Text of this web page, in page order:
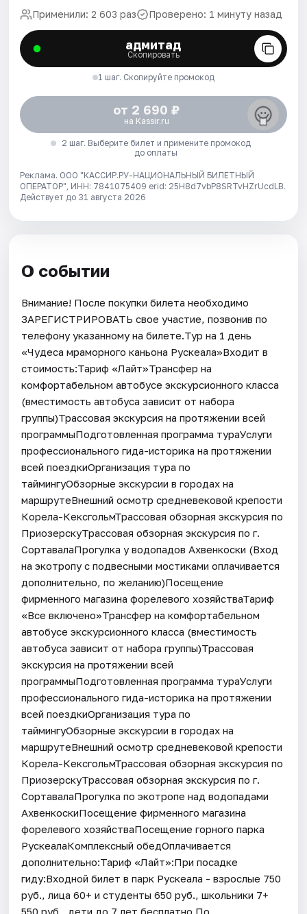
Применили: 2 603 раз Проверено: 1 минуту назад
адмитад
Скопировать
1 шаг. Скопируйте промокод
от 2 690 ₽
на Kassir.ru
2 шаг. Выберите билет и примените промокод
до оплаты
Реклама. ООО "КАССИР.РУ-НАЦИОНАЛЬНЫЙ БИЛЕТНЫЙ
ОПЕРАТОР", ИНН: 7841075409 erid: 25H8d7vbP8SRTvHZrUcdLB.
Действует до 31 августа 2026
О событии
Внимание! После покупки билета необходимо
ЗАРЕГИСТРИРОВАТЬ свое участие, позвонив по
телефону указанному на билете.Тур на 1 день
«Чудеса мраморного каньона Рускеала»Входит в
стоимость:Тариф «Лайт»Трансфер на
комфортабельном автобусе экскурсионного класса
(вместимость автобуса зависит от набора
группы)Трассовая экскурсия на протяжении всей
программыПодготовленная программа тураУслуги
профессионального гида-историка на протяжении
всей поездкиОрганизация тура по
таймингуОбзорные экскурсии в городах на
маршрутеВнешний осмотр средневековой крепости
Корела-КексгольмТрассовая обзорная экскурсия по
ПриозерскуТрассовая обзорная экскурсия по г.
СортавалаПрогулка у водопадов Ахвенкоски (Вход
на экотропу с подвесными мостиками оплачивается
дополнительно, по желанию)Посещение
фирменного магазина форелевого хозяйстваТариф
«Все включено»Трансфер на комфортабельном
автобусе экскурсионного класса (вместимость
автобуса зависит от набора группы)Трассовая
экскурсия на протяжении всей
программыПодготовленная программа тураУслуги
профессионального гида-историка на протяжении
всей поездкиОрганизация тура по
таймингуОбзорные экскурсии в городах на
маршрутеВнешний осмотр средневековой крепости
Корела-КексгольмТрассовая обзорная экскурсия по
ПриозерскуТрассовая обзорная экскурсия по г.
СортавалаПрогулка по экотропе над водопадами
АхвенкоскиПосещение фирменного магазина
форелевого хозяйстваПосещение горного парка
РускеалаКомплексный обедОплачивается
дополнительно:Тариф «Лайт»:При посадке
гиду:Входной билет в парк Рускеала - взрослые 750
руб., лица 60+ и студенты 650 руб., школьники 7+
550 руб., дети до 7 лет бесплатно.По